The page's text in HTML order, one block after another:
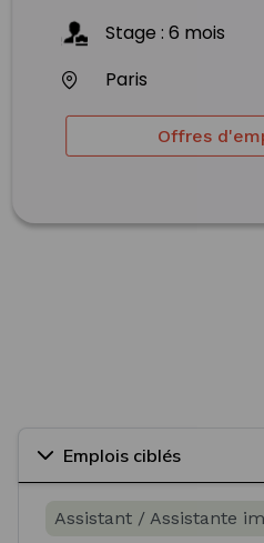
Stage :6 mois
Paris
Offres
Emplois ciblés
Assistant / Assistante